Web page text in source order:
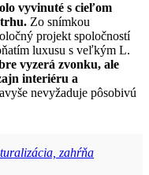
vyvinuté s cieľom
Zo snímkou
projekt spoločností
luxusu s veľkým L.
vyzerá zvonku, ale
interiéru a
nevyžaduje pôsobivú
zahŕňa